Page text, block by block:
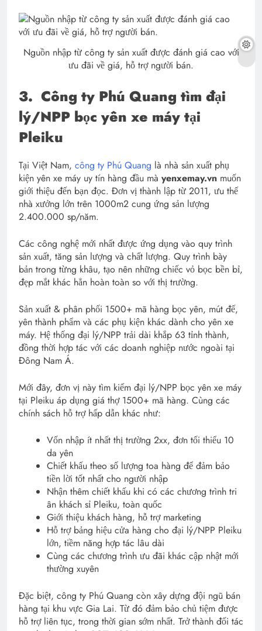
Nguồn nhập từ công ty sản xuất được đánh giá cao với
ưu đãi về giá, hỗ trợ người bán.
3. Công ty Phú Quang tìm đại
lý/NPP bọc yên xe máy tại
Pleiku
Tại Việt Nam, công ty Phú Quang là nhà sản xuất phụ
kiện yên xe máy uy tín hàng đầu mà yenxemay.vn muốn
giới thiệu đến bạn đọc. Đơn vị thành lập từ 2011, ưu thế
nhà xưởng lớn trên 1000m2 cung ứng sản lượng
2.400.000 sp/năm.
Các công nghệ mới nhất được ứng dụng vào quy trình
sản xuất, tăng sản lượng và chất lượng. Quy trình bày
bản trong từng khâu, tạo nên những chiếc vỏ bọc bền bỉ,
đẹp mắt khác hẳn hoàn toàn so với thị trường.
Sản xuất & phân phối 1500+ mã hàng bọc yên, mút đế,
yên thành phẩm và các phụ kiện khác dành cho yên xe
máy. Hệ thống đại lý/NPP trải dài khắp 63 tỉnh thành,
đồng thời hợp tác với các doanh nghiệp nước ngoài tại
Đông Nam Á.
Mới đây, đơn vị này tìm kiếm đại lý/NPP bọc yên xe máy
tại Pleiku áp dụng giá thợ 1500+ mã hàng. Cùng các
chính sách hỗ trợ hấp dẫn khác như:
Vốn nhập ít nhất thị trường 2xx, đơn tối thiểu 10
da yên
Chiết khấu theo số lượng toa hàng để đảm bảo
tiền lời tốt nhất cho người nhập
Nhận thêm chiết khấu khi có các chương trình tri
ân khách sỉ Pleiku, toàn quốc
Giới thiệu khách hàng, hỗ trợ marketing
Hỗ trợ bảng hiệu cửa hàng cho đại lý/NPP Pleiku
lớn, tiềm năng hợp tác lâu dài
Cùng các chương trình ưu đãi khác cập nhật mới
thường xuyên
Đặc biệt, công ty Phú Quang còn xây dựng đội ngũ bán
hàng tại khu vực Gia Lai. Từ đó đảm bảo chủ tiệm được
hỗ trợ liên tục, trong thời gian sớm nhất. Trở thành đối tác